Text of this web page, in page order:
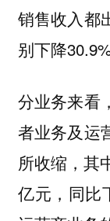
销售收入都
别下降
分业务来看
者业务及运
所收缩，其
亿元，同比